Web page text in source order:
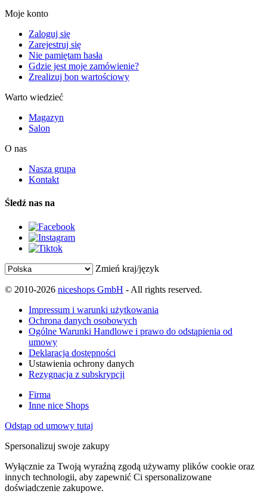
Moje konto
Zaloguj się
Zarejestruj się
Nie pamiętam hasła
Gdzie jest moje zamówienie?
Zrealizuj bon wartościowy
Warto wiedzieć
Magazyn
Salon
O nas
Nasza grupa
Kontakt
Śledź nas na
Zmień kraj/język
© 2010-2026 niceshops GmbH - All rights reserved.
Impressum i warunki użytkowania
Ochrona danych osobowych
Ogólne Warunki Handlowe i prawo do odstąpienia od
umowy
Deklaracja dostępności
Ustawienia ochrony danych
Rezygnacja z subskrypcji
Firma
Inne nice Shops
Odstąp od umowy tutaj
Spersonalizuj swoje zakupy
Wyłącznie za Twoją wyraźną zgodą używamy plików cookie oraz
innych technologii, aby zapewnić Ci spersonalizowane
doświadczenie zakupowe.